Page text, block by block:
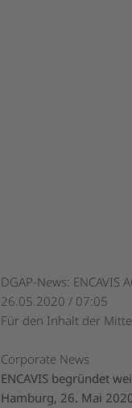
DGAP-News:
26.05.2020 / 07:05
Für den Inhalt der
Corporate News
ENCAVIS begründet
Hamburg, 26. Mai